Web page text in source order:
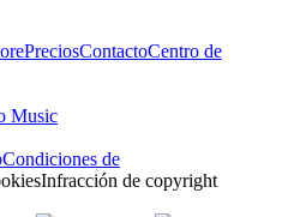
PreciosContactoCentro de
Music
Condiciones de
Infracción de copyright